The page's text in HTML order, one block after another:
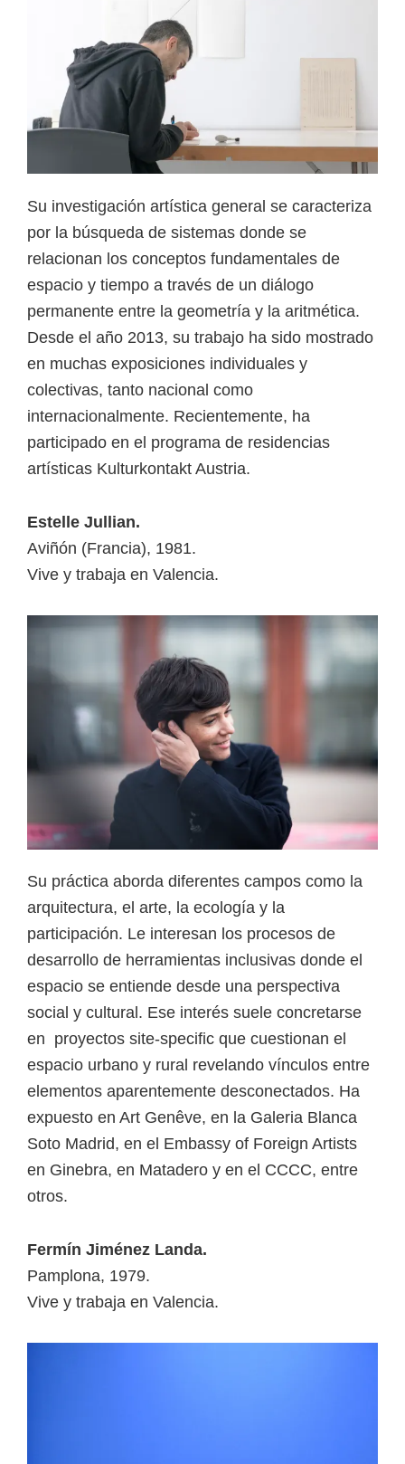
Su investigación artística general se caracteriza
por la búsqueda de sistemas donde se
relacionan los conceptos fundamentales de
espacio y tiempo a través de un diálogo
permanente entre la geometría y la aritmética.
Desde el año 2013, su trabajo ha sido mostrado
en muchas exposiciones individuales y
colectivas, tanto nacional como
internacionalmente. Recientemente, ha
participado en el programa de residencias
artísticas Kulturkontakt Austria.
Estelle Jullian.
Aviñón (Francia), 1981.
Vive y trabaja en Valencia.
Su práctica aborda diferentes campos como la
arquitectura, el arte, la ecología y la
participación. Le interesan los procesos de
desarrollo de herramientas inclusivas donde el
espacio se entiende desde una perspectiva
social y cultural. Ese interés suele concretarse
en proyectos site-specific que cuestionan el
espacio urbano y rural revelando vínculos entre
elementos aparentemente desconectados. Ha
expuesto en Art Genêve, en la Galeria Blanca
Soto Madrid, en el Embassy of Foreign Artists
en Ginebra, en Matadero y en el CCCC, entre
otros.
Fermín Jiménez Landa.
Pamplona, 1979.
Vive y trabaja en Valencia.